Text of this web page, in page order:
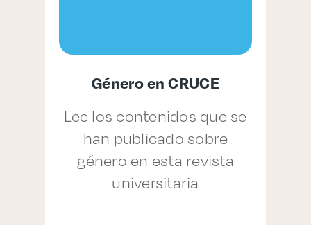
Género en CRUCE
Lee los contenidos que se
han publicado sobre
género en esta revista
universitaria